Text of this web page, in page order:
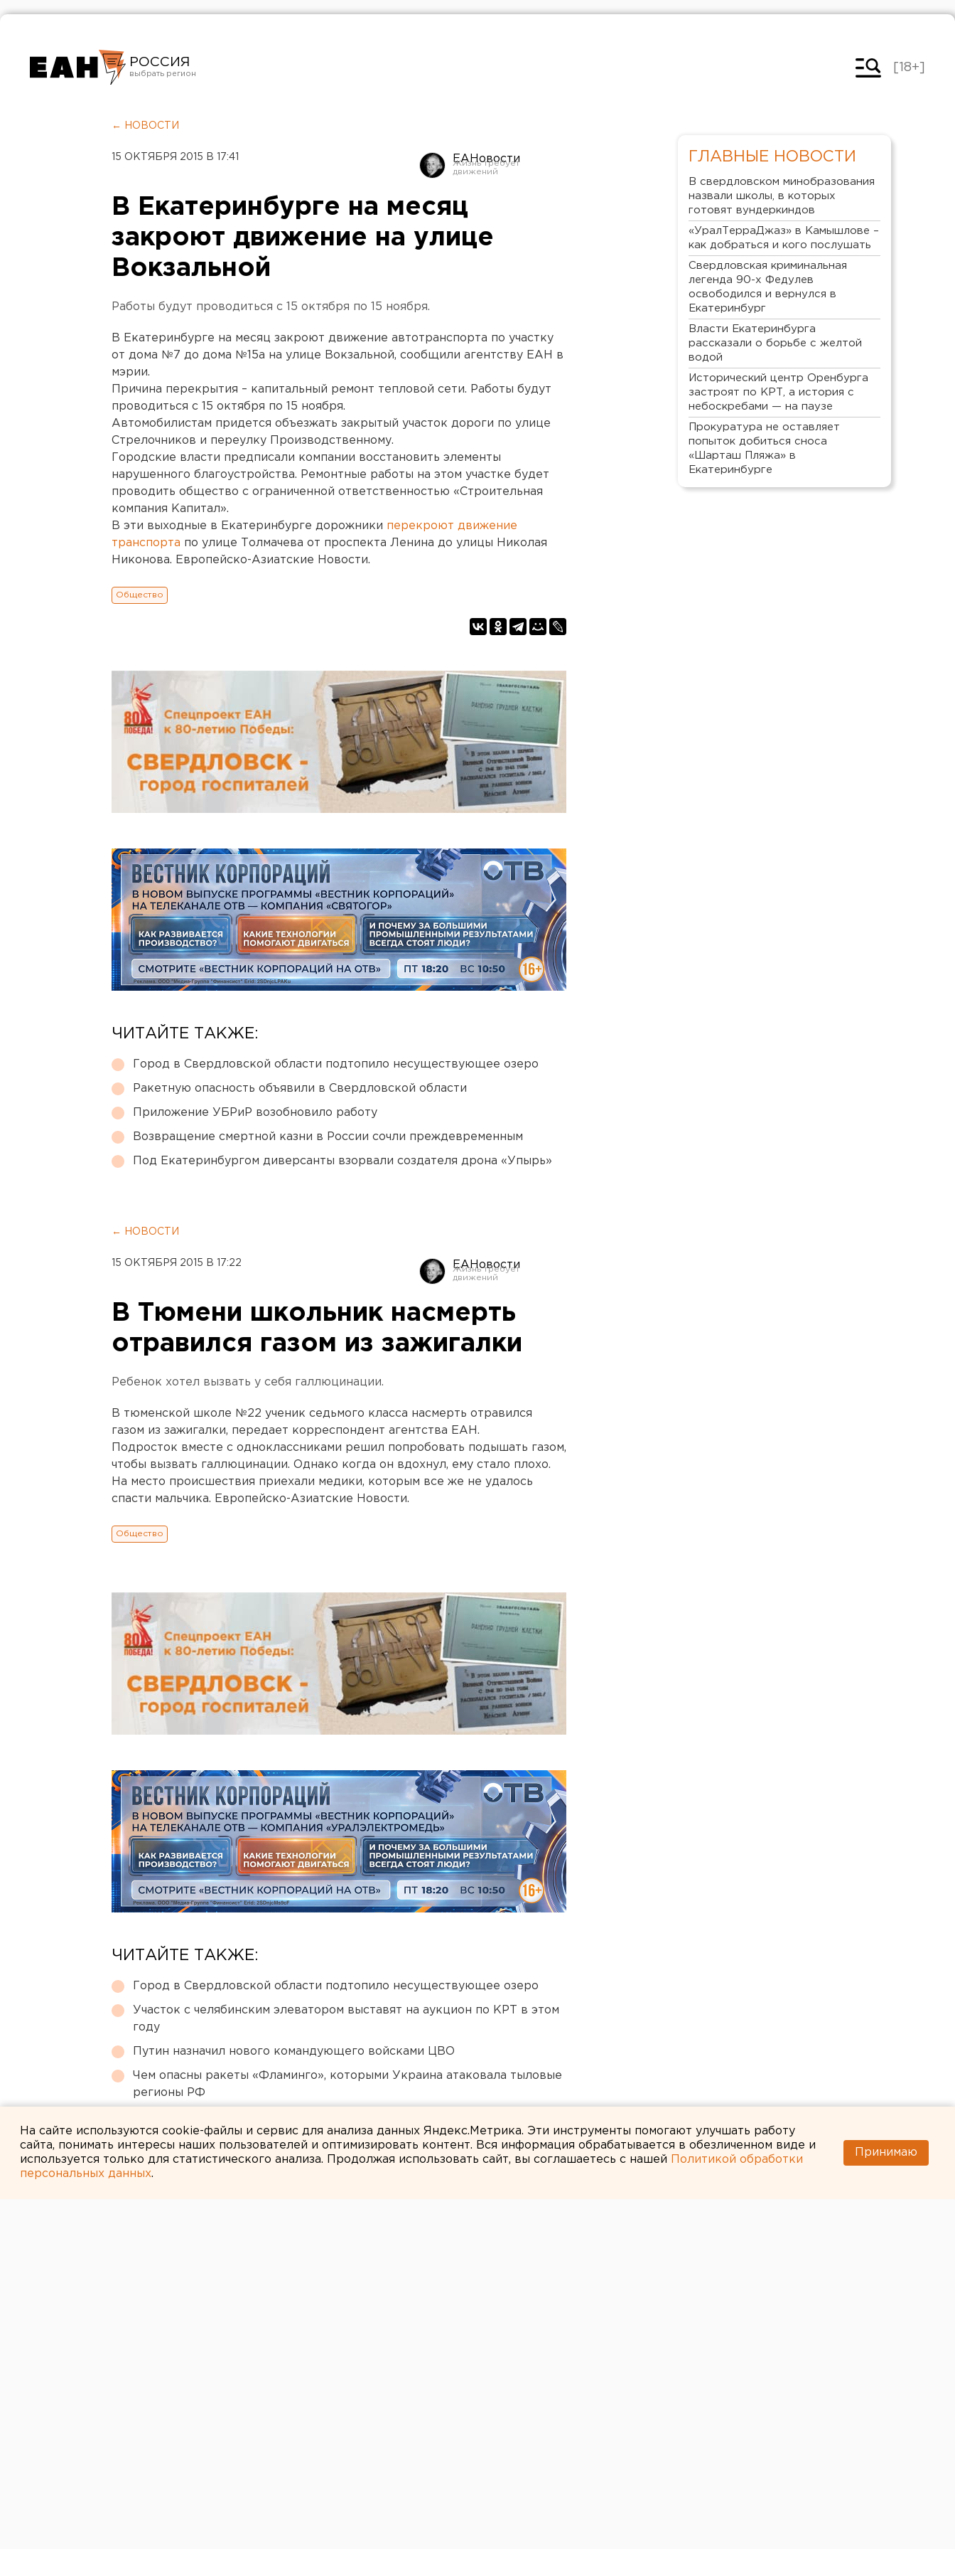
РОССИЯ
Челябинск
[18+]
← НОВОСТИ
15 ОКТЯБРЯ 2015 В 17:41 ЕАНовости
В Екатеринбурге на месяц
закроют движение на улице
Вокзальной
Работы будут проводиться с 15 октября по 15 ноября.
В Екатеринбурге на месяц закроют движение автотранспорта по участку
от дома №7 до дома №15а на улице Вокзальной, сообщили агентству ЕАН в
мэрии.
Причина перекрытия – капитальный ремонт тепловой сети. Работы будут
проводиться с 15 октября по 15 ноября.
Автомобилистам придется объезжать закрытый участок дороги по улице
Стрелочников и переулку Производственному.
Городские власти предписали компании восстановить элементы
нарушенного благоустройства. Ремонтные работы на этом участке будет
проводить общество с ограниченной ответственностью «Строительная
компания Капитал».
В эти выходные в Екатеринбурге дорожники перекроют движение
транспорта по улице Толмачева от проспекта Ленина до улицы Николая
Никонова. Европейско-Азиатские Новости.
Общество
ЧИТАЙТЕ ТАКЖЕ:
Город в Свердловской области подтопило несуществующее озеро
Ракетную опасность объявили в Свердловской области
Приложение УБРиР возобновило работу
Возвращение смертной казни в России сочли преждевременным
Под Екатеринбургом диверсанты взорвали создателя дрона «Упырь»
← НОВОСТИ
15 ОКТЯБРЯ 2015 В 17:22 ЕАНовости
В Тюмени школьник насмерть
отравился газом из зажигалки
Ребенок хотел вызвать у себя галлюцинации.
В тюменской школе №22 ученик седьмого класса насмерть отравился
газом из зажигалки, передает корреспондент агентства ЕАН.
Подросток вместе с одноклассниками решил попробовать подышать газом,
чтобы вызвать галлюцинации. Однако когда он вдохнул, ему стало плохо.
На место происшествия приехали медики, которым все же не удалось
спасти мальчика. Европейско-Азиатские Новости.
Общество
ЧИТАЙТЕ ТАКЖЕ:
Город в Свердловской области подтопило несуществующее озеро
Участок с челябинским элеватором выставят на аукцион по КРТ в этом
году
Путин назначил нового командующего войсками ЦВО
Чем опасны ракеты «Фламинго», которыми Украина атаковала тыловые
регионы РФ
ГЛАВНЫЕ НОВОСТИ
В свердловском минобразования
назвали школы, в которых
готовят вундеркиндов
«УралТерраДжаз» в Камышлове –
как добраться и кого послушать
Свердловская криминальная
легенда 90-х Федулев
освободился и вернулся в
Екатеринбург
Власти Екатеринбурга
рассказали о борьбе с желтой
водой
Исторический центр Оренбурга
застроят по КРТ, а история с
небоскребами — на паузе
Прокуратура не оставляет
попыток добиться сноса
«Шарташ Пляжа» в
Екатеринбурге
На сайте используются cookie-файлы и сервис для анализа данных Яндекс.Метрика. Эти инструменты помогают улучшать работу
сайта, понимать интересы наших пользователей и оптимизировать контент. Вся информация обрабатывается в обезличенном виде и
используется только для статистического анализа. Продолжая использовать сайт, вы соглашаетесь с нашей
Политикой обработки
персональных данных.
Принимаю